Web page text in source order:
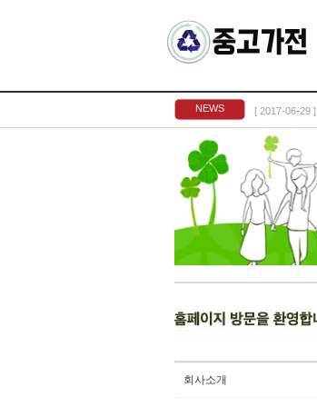
NEWS [ 2017-06-29 ]
회사소개
Sketchbook5, 스케치북5
Sketchbook5, 스케치북5
Sketchbook5, 스케치북5
Sketchbook5, 스케치북5